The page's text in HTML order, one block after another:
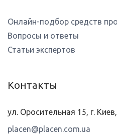
Онлайн-подбор средств
Вопросы и ответы
Статьи экспертов
Контакты
ул. Оросительная 15, г.
placen@placen.com.ua